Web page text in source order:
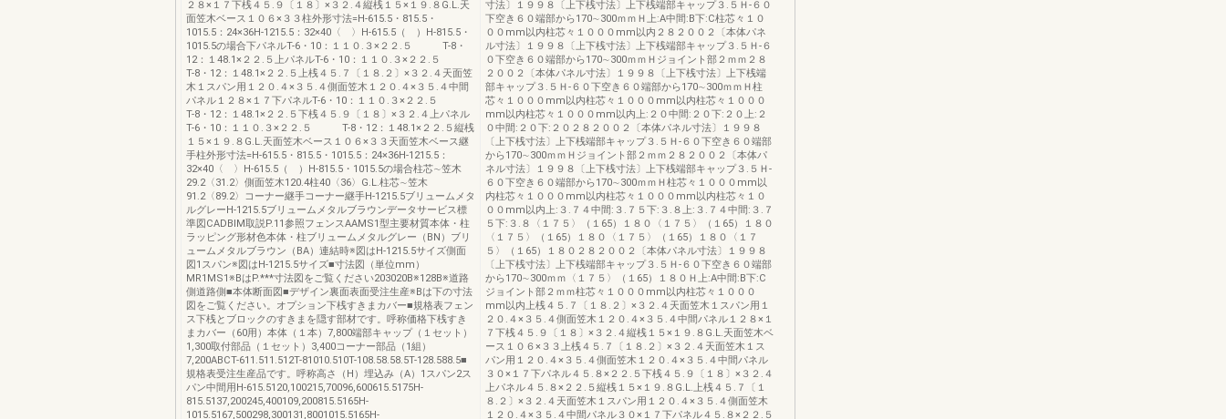
２８×１７下桟４５.９〔１８〕×３２.４縦桟１５×１９.８G.L.天
面笠木ベース１０６×３３柱外形寸法=H-615.5・815.5・
1015.5：24×36H-1215.5：32×40〈 〉H-615.5（ ）H-815.5・
1015.5の場合下パネルT-6・10：１１０.３×２２.５ T-8・
12：１48.1×２２.５上パネルT-6・10：１１０.３×２２.５
T-8・12：１48.1×２２.５上桟４５.７〔１８.２〕×３２.４天面笠
木１スパン用１２０.４×３５.４側面笠木１２０.４×３５.４中間
パネル１２８×１７下パネルT-6・10：１１０.３×２２.５
T-8・12：１48.1×２２.５下桟４５.９〔１８〕×３２.４上パネル
T-6・10：１１０.３×２２.５ T-8・12：１48.1×２２.５縦桟
１５×１９.８G.L.天面笠木ベース１０６×３３天面笠木ベース継
手柱外形寸法=H-615.5・815.5・1015.5：24×36H-1215.5：
32×40〈 〉H-615.5（ ）H-815.5・1015.5の場合柱芯∼笠木
29.2〈31.2〉側面笠木120.4柱40〈36〉G.L.柱芯∼笠木
91.2〈89.2〉コーナー継手コーナー継手H-1215.5ブリュームメタ
ルグレーH-1215.5ブリュームメタルブラウンデータサービス標
準図CADBIM取説P.11参照フェンスAAMS1型主要材質本体・柱
ラッピング形材色本体・柱ブリュームメタルグレー（BN）ブリ
ュームメタルブラウン（BA）連結時※図はH-1215.5サイズ側面
図1スパン※図はH-1215.5サイズ■寸法図（単位mm）
MR1MS1※BはP.***寸法図をご覧ください203020B※128B※道路
側道路側■本体断面図■デザイン裏面表面受注生産※Bは下の寸法
図をご覧ください。オプション下桟すきまカバー■規格表フェン
ス下桟とブロックのすきまを隠す部材です。呼称価格下桟すき
まカバー（60用）本体（１本）7,800端部キャップ（１セット）
1,300取付部品（１セット）3,400コーナー部品（1組）
7,200ABCT-611.511.512T-81010.510T-108.58.58.5T-128.588.5■
規格表受注生産品です。呼称高さ（H）埋込み（A）1スパン2ス
パン中間用H-615.5120,100215,70096,600615.5175H-
815.5137,200245,400109,200815.5165H-
1015.5167,500298,300131,8001015.5165H-
寸法〕１９９８〔上下桟寸法〕上下桟端部キャップ３.５Ｈ-６０
下空き６０端部から170∼300ｍｍＨ上:A中間:B下:C柱芯々１０
００mm以内柱芯々１０００mm以内２８２００２〔本体パネ
ル寸法〕１９９８〔上下桟寸法〕上下桟端部キャップ３.５Ｈ-６
０下空き６０端部から170∼300ｍｍＨジョイント部２ｍｍ２８
２００２〔本体パネル寸法〕１９９８〔上下桟寸法〕上下桟端
部キャップ３.５Ｈ-６０下空き６０端部から170∼300ｍｍＨ柱
芯々１０００mm以内柱芯々１０００mm以内柱芯々１０００
mm以内柱芯々１０００mm以内上:２０中間:２０下:２０上:２
０中間:２０下:２０２８２００２〔本体パネル寸法〕１９９８
〔上下桟寸法〕上下桟端部キャップ３.５Ｈ-６０下空き６０端部
から170∼300ｍｍＨジョイント部２ｍｍ２８２００２〔本体パ
ネル寸法〕１９９８〔上下桟寸法〕上下桟端部キャップ３.５Ｈ-
６０下空き６０端部から170∼300ｍｍＨ柱芯々１０００mm以
内柱芯々１０００mm以内柱芯々１０００mm以内柱芯々１０
００mm以内上:３.７４中間:３.７５下:３.８上:３.７４中間:３.７
５下:３.８〈１７５〉（１65）１８０〈１７５〉（１65）１８０
〈１７５〉（１65）１８０〈１７５〉（１65）１８０〈１７
５〉（１65）１８０２８２００２〔本体パネル寸法〕１９９８
〔上下桟寸法〕上下桟端部キャップ３.５Ｈ-６０下空き６０端部
から170∼300ｍｍ〈１７５〉（１65）１８０Ｈ上:A中間:B下:C
ジョイント部２ｍｍ柱芯々１０００mm以内柱芯々１０００
mm以内上桟４５.７〔１８.２〕×３２.４天面笠木１スパン用１
２０.４×３５.４側面笠木１２０.４×３５.４中間パネル１２８×１
７下桟４５.９〔１８〕×３２.４縦桟１５×１９.８G.L.天面笠木ベ
ース１０６×３３上桟４５.７〔１８.２〕×３２.４天面笠木１ス
パン用１２０.４×３５.４側面笠木１２０.４×３５.４中間パネル
３０×１７下パネル４５.８×２２.５下桟４５.９〔１８〕×３２.４
上パネル４５.８×２２.５縦桟１５×１９.８G.L.上桟４５.７〔１
８.２〕×３２.４天面笠木１スパン用１２０.４×３５.４側面笠木
１２０.４×３５.４中間パネル３０×１７下パネル４５.８×２２.５